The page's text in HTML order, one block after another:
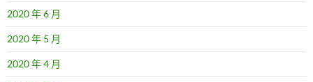
2020 年 6 月
2020 年 5 月
2020 年 4 月